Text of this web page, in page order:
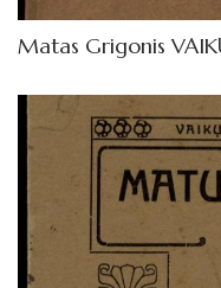
Matas Grigonis